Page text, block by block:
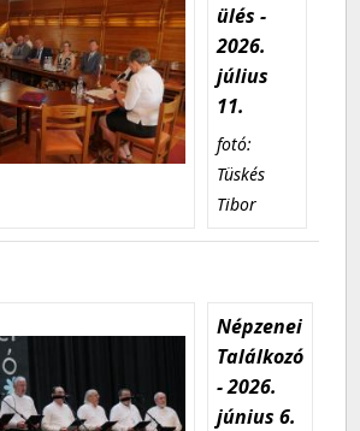
ülés -
2026.
július
11.
fotó:
Tüskés
Tibor
Népzenei
Találkozó
- 2026.
június 6.